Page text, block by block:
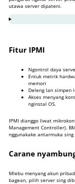
utawa server dipateni.
2Carane
3Akses
4Operasi
5Konsol
6Nginstal
Nyilikake
Fitur IPMI
Ngontrol daya
Entuk metrik
memori
Deleng lan simpen
Akses menyang
nginstal OS.
IPMI dianggo liwat
Management Controller).
nggunakake antarmuka
Carane
Mlebu menyang akun
bagean, pilih server sing